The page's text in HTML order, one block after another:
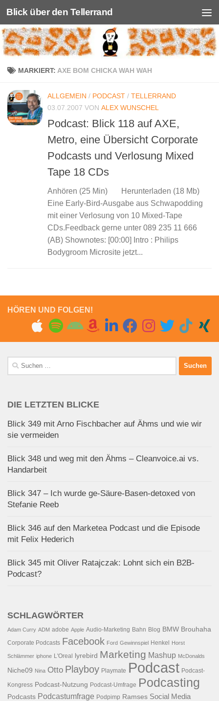
Unter dem Inhalt
Blick über den Tellerrand
MARKIERT: AXE BOM CHICKA WAH WAH
ALLGEMEIN / PODCAST / TELLERRAND
03.07.2007 VON ALEX WUNSCHEL
Podcast: Blick 118 auf AXE,
Metro, eine Übersicht Corporate
Podcasts und Verlosung Mixed
Tape 18 CDs
Anhören (25 Min) Herunterladen (18 Mb)
Eine Early-Bird-Ausgabe aus Schwapodding
mit einer Verlosung von 10 Mixed-Tape
CDs.Feedback gerne unter 089 235 11 666
(AB) Shownotes: [00:00] Intro : Philips
Bodygroom Microsite jetzt...
HÖREN UND FOLGEN!
Suchen
nach:
DIE LETZTEN BLICKE
Blick 349 mit Arno Fischbacher auf Ähms und wie wir
sie vermeiden
Blick 348 und weg mit den Ähms – Cleanvoice.ai vs.
Handarbeit
Blick 347 – Ich wurde ge-Säure-Basen-detoxed von
Stefanie Reeb
Blick 346 auf den Marketea Podcast und die Episode
mit Felix Hederich
Blick 345 mit Oliver Ratajczak: Lohnt sich ein B2B-
Podcast?
SCHLAGWÖRTER
Adam Curry ADM adobe Apple Audio-Marketing Bahn Blog BMW Brouhaha
Corporate Podcasts Facebook Ford Gewinnspiel Henkel Horst
Schlämmer iphone L'Oreal lyrebird Marketing Mashup McDonalds
Niche09 Nina Otto Playboy Playmate Podcast Podcast-
Kongress Podcast-Nutzung Podcast-Umfrage Podcasting
Podcasts Podcastumfrage Podpimp Ramses Social Media